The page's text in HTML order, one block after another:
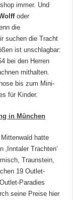
immer. Und
oder
die
suchen die Tracht
ist unschlagbar:
bei den Herren
mithalten.
bis zum Mini-
für Kinder.
in München
hatte
Trachten‘
Traunstein,
19 Outlet-
Paradies
seine Preise hier